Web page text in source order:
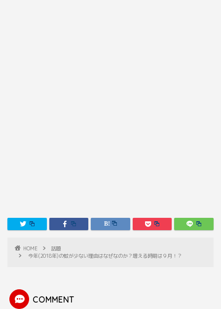
HOME
話題
今年(2018年)の蚊が少ない理由はなぜなのか？増える時期は９月！？
COMMENT